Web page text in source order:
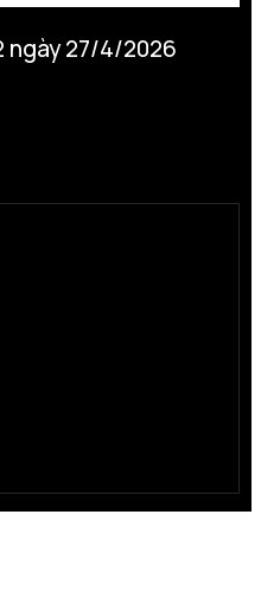
ngày 27/4/2026